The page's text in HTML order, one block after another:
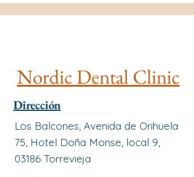
Nordic Dental Clinic
Dirección
Los Balcones, Avenida de Orihuela
75, Hotel Doña Monse, local 9,
03186 Torrevieja